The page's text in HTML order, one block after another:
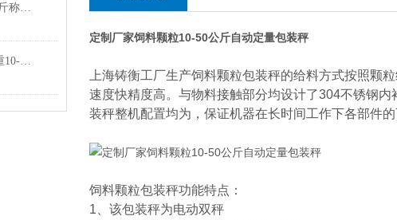
生物质颗粒双称多功能20-50公斤称重包装秤设备
东北大豆颗粒双称自动夹袋称重10-50公斤包装秤厂家
定制厂家饲料颗粒10-50公斤自动定量包装秤
上海铸衡工厂生产饲料颗粒包装秤的给料方式按照颗
速度快精度高。与物料接触部分均设计了304不锈钢
装秤整机配置均为，保证机器在长时间工作下各部件的
饲料颗粒包装秤功能特点：
1、该包装秤为电动双秤